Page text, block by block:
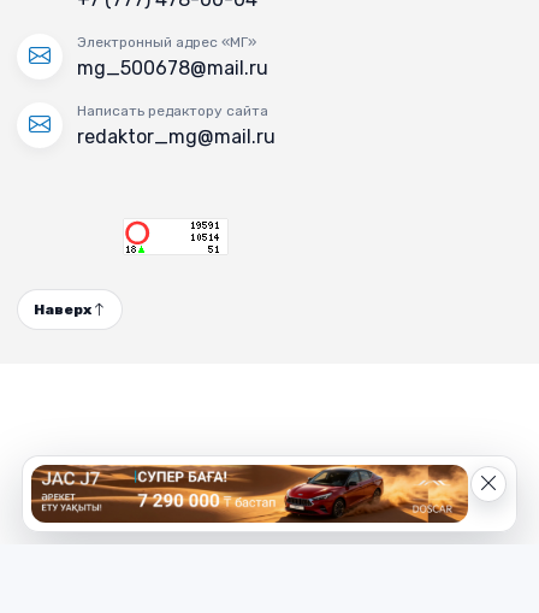
Электронный адрес «МГ»
mg_500678@mail.ru
Написать редактору сайта
redaktor_mg@mail.ru
Наверх